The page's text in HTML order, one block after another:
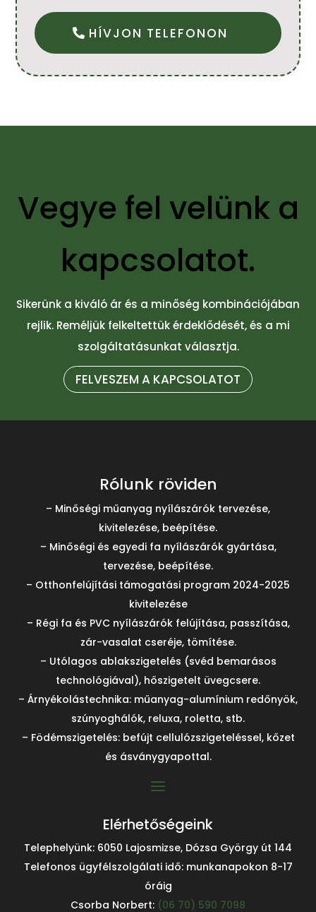
HÍVJON TELEFONON
Vegye fel velünk a
kapcsolatot.
Sikerünk a kiváló ár és a minőség kombinációjában
rejlik. Reméljük felkeltettük érdeklődését, és a mi
szolgáltatásunkat választja.
FELVESZEM A KAPCSOLATOT
Rólunk röviden
– Minőségi műanyag nyílászárók tervezése,
kivitelezése, beépítése.
– Minőségi és egyedi fa nyílászárók gyártása,
tervezése, beépítése.
– Otthonfelújítási támogatási program 2024-2025
kivitelezése
– Régi fa és PVC nyílászárók felújítása, passzítása,
zár-vasalat cseréje, tömítése.
– Utólagos ablakszigetelés (svéd bemarásos
technológiával), hőszigetelt üvegcsere.
– Árnyékolástechnika: műanyag-alumínium redőnyök,
szúnyoghálók, reluxa, roletta, stb.
– Födémszigetelés: befújt cellulózszigeteléssel, kőzet
és ásványgyapottal.
Elérhetőségeink
Telephelyünk: 6050 Lajosmizse, Dózsa György út 144
Telefonos ügyfélszolgálati idő: munkanapokon 8-17
óráig
Csorba Norbert: (06 70) 590 7098